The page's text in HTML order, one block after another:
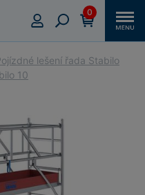
0
lešení řada Stabilo
10